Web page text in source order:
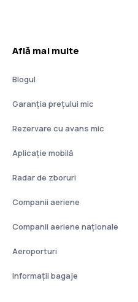
Află mai multe
Blogul
Garanția prețului mic
Rezervare cu avans mic
Aplicație mobilă
Radar de zboruri
Companii aeriene
Companii aeriene naţionale
Aeroporturi
Informații bagaje